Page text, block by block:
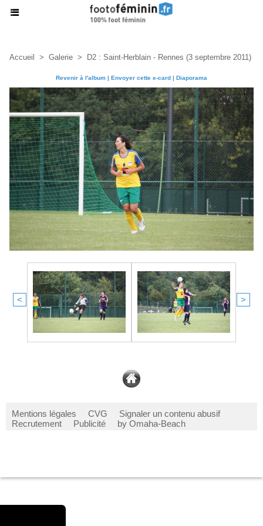
Accueil > Galerie > D2 : Saint-Herblain - Rennes (3 septembre 2011)
Revenir à l'album | Envoyer cette e-card | Diaporama
< >
Mentions légales CVG
Signaler un contenu abusif
Recrutement
Publicité by Omaha-Beach